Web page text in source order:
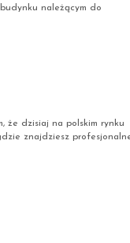
należącym do
że dzisiaj na polskim rynku
znajdziesz